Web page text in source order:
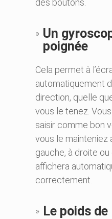
Un
poignée
Cela permet à
automatiquement
direction, quelle
vous le tenez.
saisir comme bon
vous le mainteniez
gauche, à droite ou
affichera
correctement.
Le poids de